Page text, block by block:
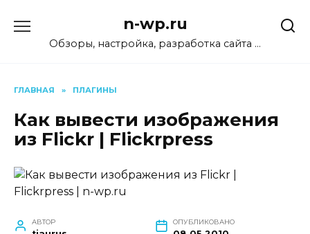
содержанию
n-wp.ru
Обзоры, настройка, разработка сайта …
ГЛАВНАЯ » ПЛАГИНЫ
Как вывести изображения
из Flickr | Flickrpress
АВТОР ОПУБЛИКОВАНО